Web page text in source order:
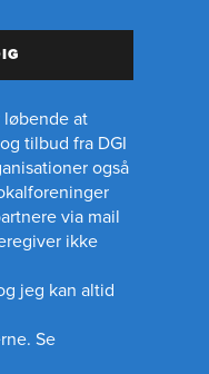
løbende at
tilbud fra DGI
også
via mail
ikke
jeg kan altid
Se